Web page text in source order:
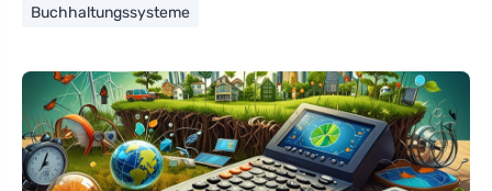
Buchhaltungssysteme